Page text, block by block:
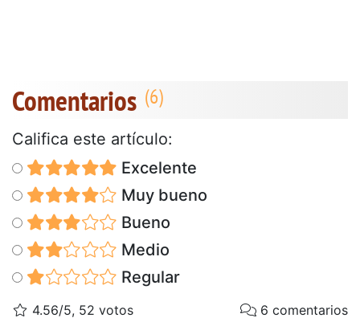
Comentarios
Califica este artículo:
Excelente
Muy bueno
Bueno
Medio
Regular
4.56/5, 52 votos 6 comentarios